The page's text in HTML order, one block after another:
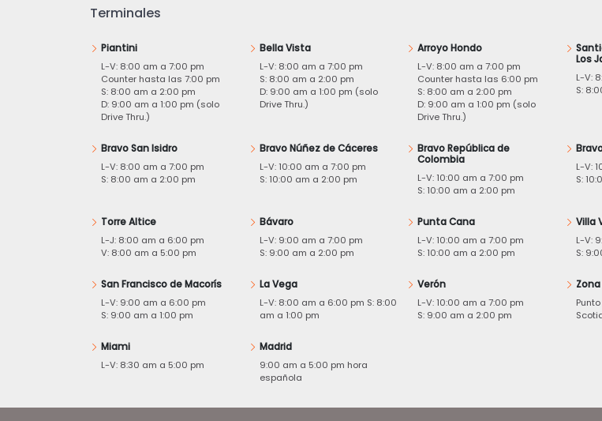
Terminales
Piantini
L-V: 8:00 am a 7:00 pm
Counter hasta las 7:00 pm
S: 8:00 am a 2:00 pm
D: 9:00 am a 1:00 pm (solo
Drive Thru.)
Bella Vista
L-V: 8:00 am a 7:00 pm
S: 8:00 am a 2:00 pm
D: 9:00 am a 1:00 pm (solo
Drive Thru.)
Arroyo Hondo
L-V: 8:00 am a 7:00 pm
Counter hasta las 6:00 pm
S: 8:00 am a 2:00 pm
D: 9:00 am a 1:00 pm (solo
Drive Thru.)
Los
L-V:
S:
Bravo San Isidro
L-V: 8:00 am a 7:00 pm
S: 8:00 am a 2:00 pm
Bravo Núñez de Cáceres
L-V: 10:00 am a 7:00 pm
S: 10:00 am a 2:00 pm
Bravo República de
Colombia
L-V: 10:00 am a 7:00 pm
S: 10:00 am a 2:00 pm
L-V:
S:
Torre Altice
L-J: 8:00 am a 6:00 pm
V: 8:00 am a 5:00 pm
Bávaro
L-V: 9:00 am a 7:00 pm
S: 9:00 am a 2:00 pm
Punta Cana
L-V: 10:00 am a 7:00 pm
S: 10:00 am a 2:00 pm
Villa
L-V:
S:
San Francisco de Macorís
L-V: 9:00 am a 6:00 pm
S: 9:00 am a 1:00 pm
La Vega
L-V: 8:00 am a 6:00 pm S: 8:00
am a 1:00 pm
Verón
L-V: 10:00 am a 7:00 pm
S: 9:00 am a 2:00 pm
Miami
L-V: 8:30 am a 5:00 pm
Madrid
9:00 am a 5:00 pm hora
española